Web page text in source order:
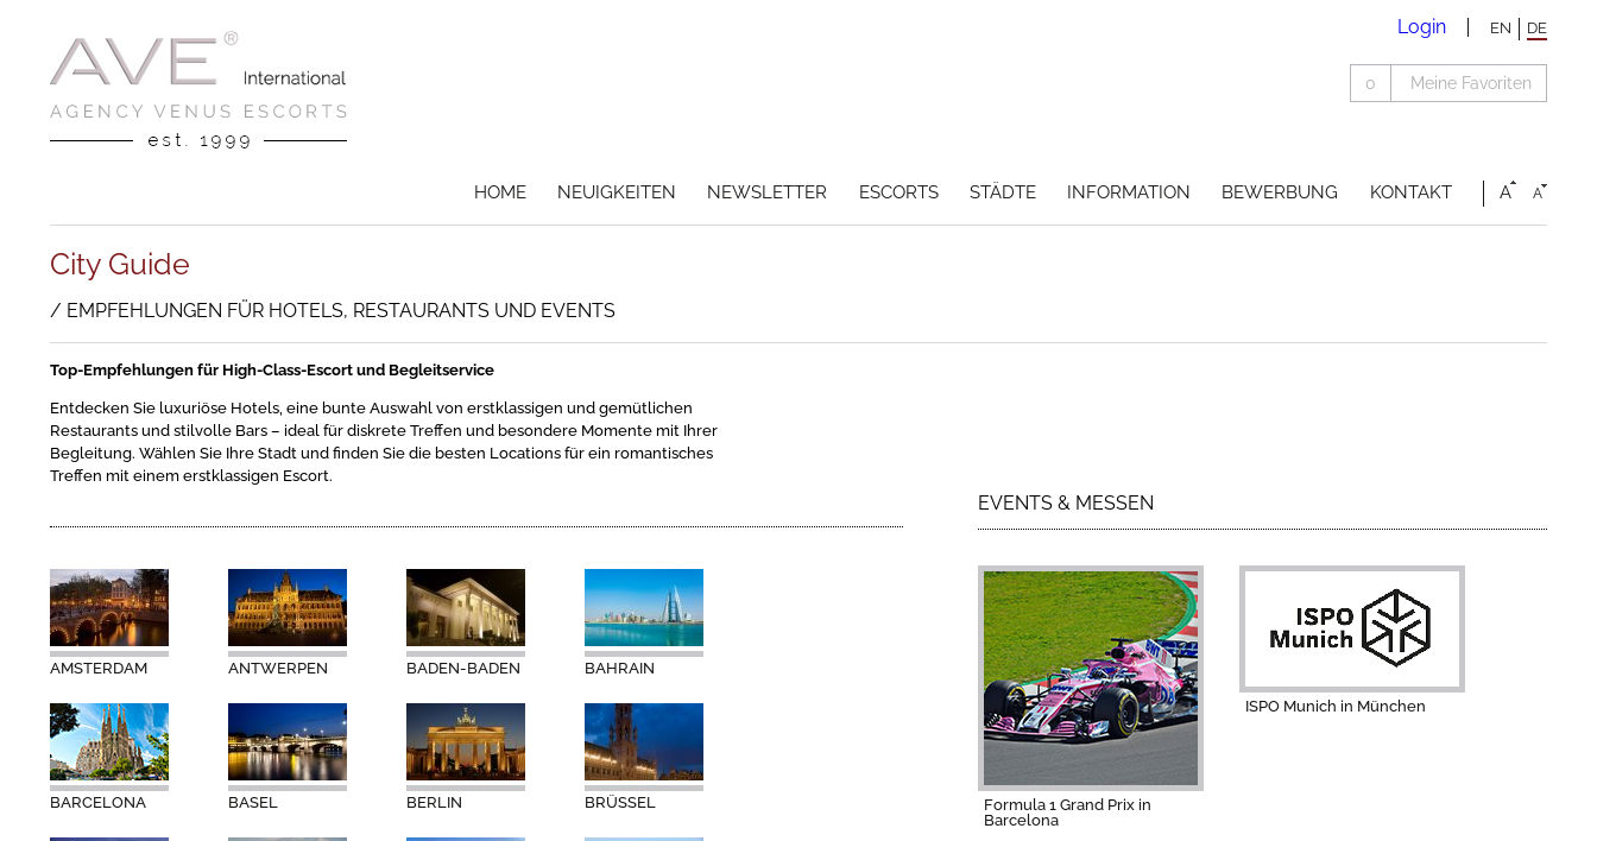
EN DE
Login
0 Meine Favoriten
HOME NEUIGKEITEN NEWSLETTER ESCORTS STÄDTE INFORMATION BEWERBUNG KONTAKT A A
City Guide
EMPFEHLUNGEN FÜR HOTELS, RESTAURANTS UND EVENTS
Top-Empfehlungen für High-Class-Escort und Begleitservice
Entdecken Sie luxuriöse Hotels, eine bunte Auswahl von erstklassigen und gemütlichen
Restaurants und stilvolle Bars – ideal für diskrete Treffen und besondere Momente mit Ihrer
Begleitung. Wählen Sie Ihre Stadt und finden Sie die besten Locations für ein romantisches
Treffen mit einem erstklassigen Escort.
AMSTERDAM ANTWERPEN BADEN-BADEN BAHRAIN
BARCELONA BASEL BERLIN BRÜSSEL
EVENTS & MESSEN
Formula 1 Grand Prix in
Barcelona
ISPO Munich in München